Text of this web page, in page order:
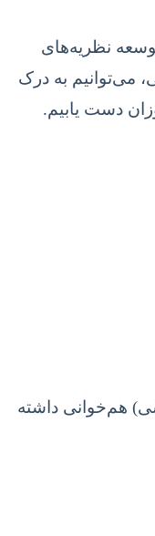
نظریه‌های
می‌توانیم به درک
دست یابیم.
هم‌خوانی داشته